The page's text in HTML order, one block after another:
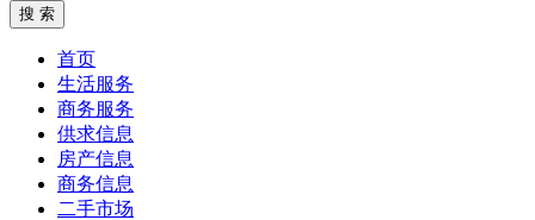
首页
生活服务
商务服务
供求信息
房产信息
商务信息
二手市场